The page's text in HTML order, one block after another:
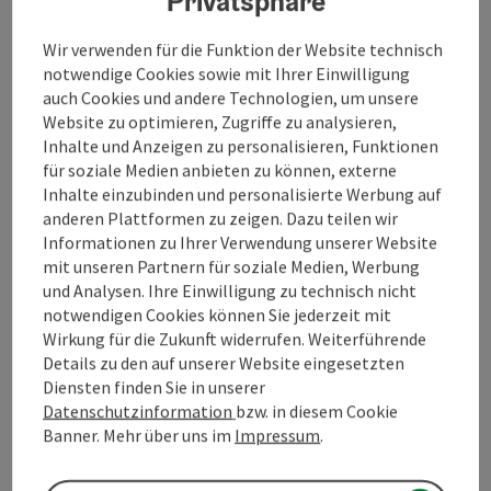
von bis
06.08.2026 06.08.2026
07.08.2026 07.08.2026
08.08.2026 08.08.2026
09.08.2026 09.08.2026
10.08.2026 10.08.2026
11.08.2026 11.08.2026
12.08.2026 12.08.2026
Wir verwenden für die Funktion der Website technisch
notwendige Cookies sowie mit Ihrer Einwilligung
auch Cookies und andere Technologien, um unsere
Website zu optimieren, Zugriffe zu analysieren,
Inhalte und Anzeigen zu personalisieren, Funktionen
für soziale Medien anbieten zu können, externe
Inhalte einzubinden und personalisierte Werbung auf
anderen Plattformen zu zeigen. Dazu teilen wir
Informationen zu Ihrer Verwendung unserer Website
mit unseren Partnern für soziale Medien, Werbung
und Analysen. Ihre Einwilligung zu technisch nicht
notwendigen Cookies können Sie jederzeit mit
Wirkung für die Zukunft widerrufen. Weiterführende
Details zu den auf unserer Website eingesetzten
Diensten finden Sie in unserer
Datenschutzinformation bzw. in diesem Cookie
Banner. Mehr über uns im Impressum.